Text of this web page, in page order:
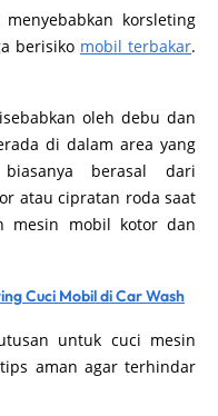
korsleting
berisiko mobil terbakar.
oleh debu dan
di dalam area yang
berasal dari
atau cipratan roda saat
mesin mobil kotor dan
Cuci Mobil di Car Wash
untuk cuci mesin
aman agar terhindar